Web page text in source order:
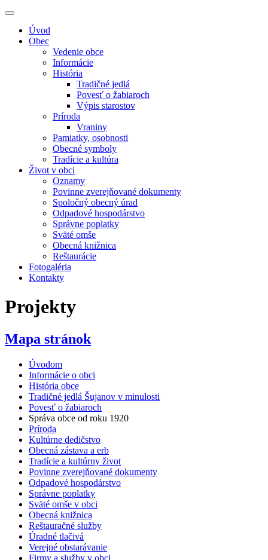
Úvod
Obec
Vedenie obce
Informácie
História
Tradičné jedlá
Povesť o žabiaroch
Výpis starostov
Príroda
Vraniny
Pamiatky, osobnosti
Obecné symboly
Tradície a kultúra
Život v obci
Oznamy
Povinne zverejňované dokumenty
Spoločný obecný úrad
Odpadové hospodárstvo
Správne poplatky
Sväté omše
Obecná knižnica
Reštaurácie
Fotogaléria
Kontakty
Projekty
Mapa stránok
Úvodom
Informácie o obci
História obce
Tradičné jedlá Šujanov v minulosti
Povesť o žabiaroch
Správa obce od roku 1920
Príroda
Kultúrne dedičstvo
Obecná zástava a erb
Tradície a kultúrny život
Povinne zverejňované dokumenty
Odpadové hospodárstvo
Správne poplatky
Sväté omše v obci
Obecná knižnica
Reštauračné služby
Úradné tlačivá
Verejné obstarávanie
Firmy a služby v obci